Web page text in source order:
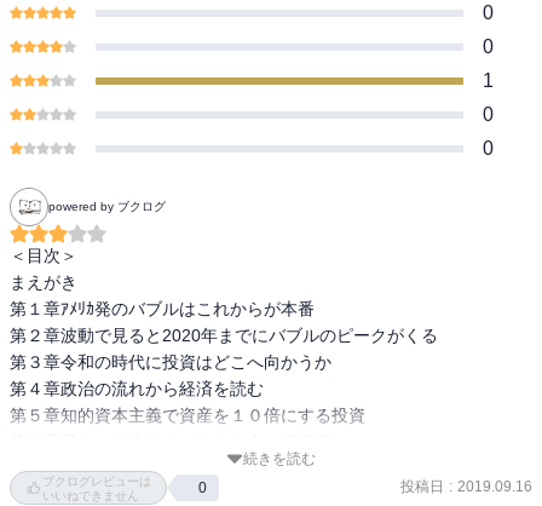
0
0
1
0
0
powered by ブクログ
＜目次＞
まえがき
第１章ｱﾒﾘｶ発のバブルはこれからが本番
第２章波動で見ると2020年までにバブルのピークがくる
第３章令和の時代に投資はどこへ向かうか
第４章政治の流れから経済を読む
第５章知的資本主義で資産を１０倍にする投資
第７章新成長企業ベストイレブン
第８章新新IPO銘柄ベストイレブン
続きを読む
ブクログレビューは
いいねできません
0 投稿日 : 2019.09.16